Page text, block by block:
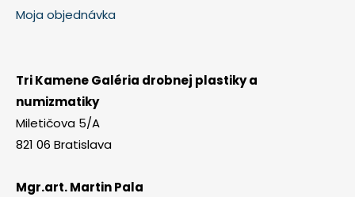
Moja objednávka
Tri Kamene Galéria drobnej plastiky a
numizmatiky
Miletičova 5/A
821 06 Bratislava
Mgr.art. Martin Pala